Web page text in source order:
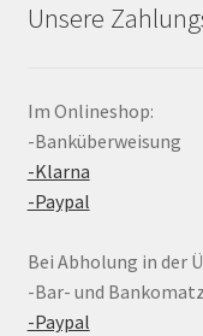
Unsere
Im Onlineshop:
-Banküberweisung
-Klarna
-Paypal
Bei Abholung in der
-Bar- und
-Paypal